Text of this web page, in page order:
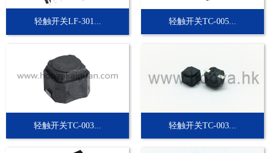
轻触开关LF-301... 轻触开关TC-005...
轻触开关TC-003... 轻触开关TC-003...